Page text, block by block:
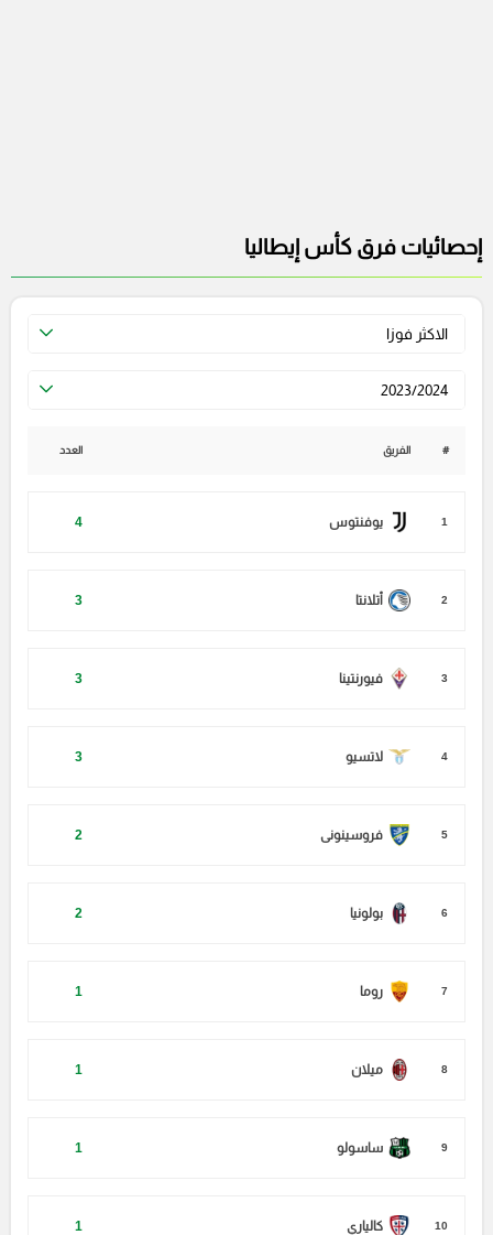
إحصائيات فرق كأس إيطاليا
الاكثر فوزا
2023/2024
# الفريق العدد
1 يوفنتوس 4
2 أتلانتا 3
3 فيورنتينا 3
4 لاتسيو 3
5 فروسينونى 2
6 بولونيا 2
7 روما 1
8 ميلان 1
9 ساسولو 1
10 كالياري 1